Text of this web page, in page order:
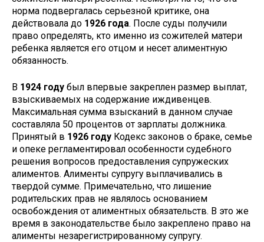
норма подвергалась серьезной критике, она
действовала до 1926 года. После суды получили
право определять, кто именно из сожителей матери
ребенка является его отцом и несет алиментную
обязанность.
В 1924 году был впервые закреплен размер выплат,
взыскиваемых на содержание иждивенцев.
Максимальная сумма взысканий в данном случае
составляла 50 процентов от зарплаты должника.
Принятый в 1926 году Кодекс законов о браке, семье
и опеке регламентировал особенности судебного
решения вопросов предоставления супружеских
алиментов. Алименты супругу выплачивались в
твердой сумме. Примечательно, что лишение
родительских прав не являлось основанием
освобождения от алиментных обязательств. В это же
время в законодательстве было закреплено право на
алименты незарегистрированному супругу.